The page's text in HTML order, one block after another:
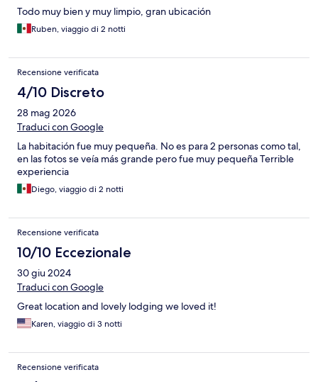
Todo muy bien y muy limpio, gran ubicación
Ruben, viaggio di 2 notti
Recensione verificata
4/10 Discreto
28 mag 2026
Traduci con Google
La habitación fue muy pequeña. No es para 2 personas como tal,
en las fotos se veía más grande pero fue muy pequeña Terrible
experiencia
Diego, viaggio di 2 notti
Recensione verificata
10/10 Eccezionale
30 giu 2024
Traduci con Google
Great location and lovely lodging we loved it!
Karen, viaggio di 3 notti
Recensione verificata